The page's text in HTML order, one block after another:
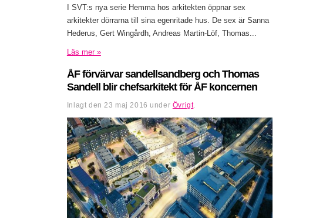
I SVT:s nya serie Hemma hos arkitekten öppnar sex
arkitekter dörrarna till sina egenritade hus. De sex är Sanna
Hederus, Gert Wingårdh, Andreas Martin-Löf, Thomas...
Läs mer »
ÅF förvärvar sandellsandberg och Thomas
Sandell blir chefsarkitekt för ÅF koncernen
Inlagt den 23 maj 2016 under Övrigt.